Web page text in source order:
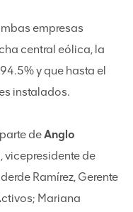
empresas
central eólica, la
y que hasta el
instalados.
deAnglo
vicepresidente de
Ramírez, Gerente
Mariana